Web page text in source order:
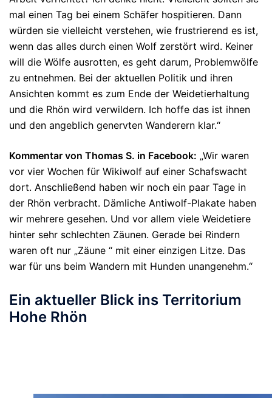
mal einen Tag bei einem Schäfer hospitieren. Dann
würden sie vielleicht verstehen, wie frustrierend es ist,
wenn das alles durch einen Wolf zerstört wird. Keiner
will die Wölfe ausrotten, es geht darum, Problemwölfe
zu entnehmen. Bei der aktuellen Politik und ihren
Ansichten kommt es zum Ende der Weidetierhaltung
und die Rhön wird verwildern. Ich hoffe das ist ihnen
und den angeblich genervten Wanderern klar.“
Kommentar von Thomas S. in Facebook: „Wir waren
vor vier Wochen für Wikiwolf auf einer Schafswacht
dort. Anschließend haben wir noch ein paar Tage in
der Rhön verbracht. Dämliche Antiwolf-Plakate haben
wir mehrere gesehen. Und vor allem viele Weidetiere
hinter sehr schlechten Zäunen. Gerade bei Rindern
waren oft nur „Zäune “ mit einer einzigen Litze. Das
war für uns beim Wandern mit Hunden unangenehm.“
Ein aktueller Blick ins Territorium
Hohe Rhön